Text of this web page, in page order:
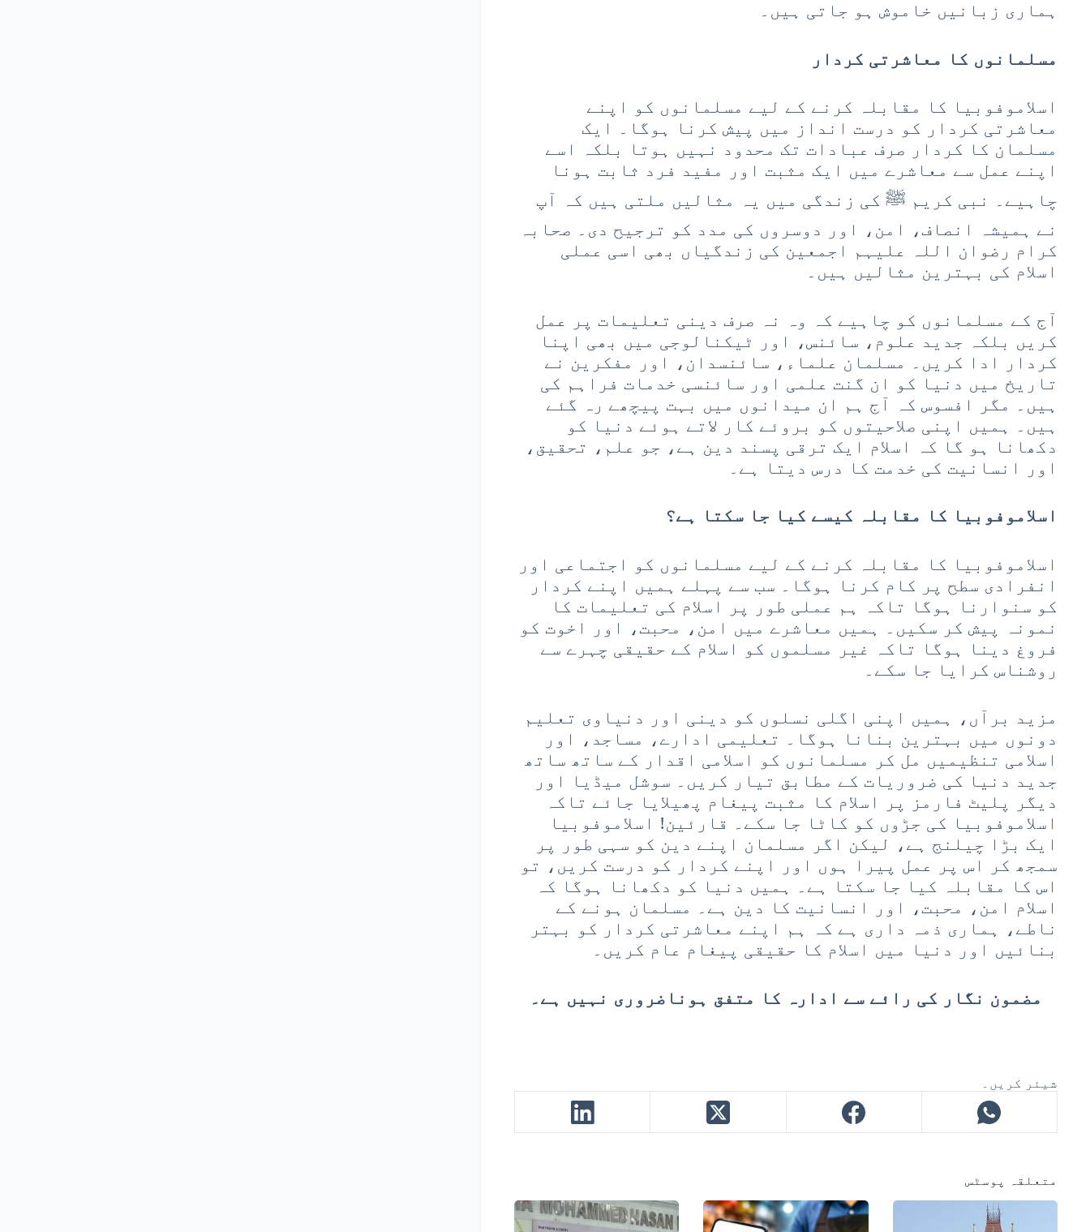
ہماری زبانیں خاموش ہو جاتی ہیں۔
مسلمانوں کا معاشرتی کردار
اسلاموفوبیا کا مقابلہ کرنے کے لیے مسلمانوں کو اپنے
معاشرتی کردار کو درست انداز میں پیش کرنا ہوگا۔ ایک
مسلمان کا کردار صرف عبادات تک محدود نہیں ہوتا بلکہ اسے
اپنے عمل سے معاشرے میں ایک مثبت اور مفید فرد ثابت ہونا
چاہیے۔ نبی کریم ﷺ کی زندگی میں یہ مثالیں ملتی ہیں کہ آپ
نے ہمیشہ انصاف، امن، اور دوسروں کی مدد کو ترجیح دی۔ صحابہ
کرام رضوان اللہ علیہم اجمعین کی زندگیاں بھی اسی عملی
اسلام کی بہترین مثالیں ہیں۔
آج کے مسلمانوں کو چاہیے کہ وہ نہ صرف دینی تعلیمات پر عمل
کریں بلکہ جدید علوم، سائنس، اور ٹیکنالوجی میں بھی اپنا
کردار ادا کریں۔ مسلمان علماء، سائنسدان، اور مفکرین نے
تاریخ میں دنیا کو ان گنت علمی اور سائنسی خدمات فراہم کی
ہیں۔ مگر افسوس کہ آج ہم ان میدانوں میں بہت پیچھے رہ گئے
ہیں۔ ہمیں اپنی صلاحیتوں کو بروئے کار لاتے ہوئے دنیا کو
دکھانا ہو گا کہ اسلام ایک ترقی پسند دین ہے، جو علم، تحقیق،
اور انسانیت کی خدمت کا درس دیتا ہے۔
اسلاموفوبیا کا مقابلہ کیسے کیا جا سکتا ہے؟
اسلاموفوبیا کا مقابلہ کرنے کے لیے مسلمانوں کو اجتماعی اور
انفرادی سطح پر کام کرنا ہوگا۔ سب سے پہلے ہمیں اپنے کردار
کو سنوارنا ہوگا تاکہ ہم عملی طور پر اسلام کی تعلیمات کا
نمونہ پیش کر سکیں۔ ہمیں معاشرے میں امن، محبت، اور اخوت کو
فروغ دینا ہوگا تاکہ غیر مسلموں کو اسلام کے حقیقی چہرے سے
روشناس کرایا جا سکے۔
مزید برآں، ہمیں اپنی اگلی نسلوں کو دینی اور دنیاوی تعلیم
دونوں میں بہترین بنانا ہوگا۔ تعلیمی ادارے، مساجد، اور
اسلامی تنظیمیں مل کر مسلمانوں کو اسلامی اقدار کے ساتھ ساتھ
جدید دنیا کی ضروریات کے مطابق تیار کریں۔ سوشل میڈیا اور
دیگر پلیٹ فارمز پر اسلام کا مثبت پیغام پھیلایا جائے تاکہ
اسلاموفوبیا کی جڑوں کو کاٹا جا سکے۔ قارئین! اسلاموفوبیا
ایک بڑا چیلنج ہے، لیکن اگر مسلمان اپنے دین کو سہی طور پر
سمجھ کر اس پر عمل پیرا ہوں اور اپنے کردار کو درست کریں، تو
اس کا مقابلہ کیا جا سکتا ہے۔ ہمیں دنیا کو دکھانا ہوگا کہ
اسلام امن، محبت، اور انسانیت کا دین ہے۔ مسلمان ہونے کے
ناطے، ہماری ذمہ داری ہے کہ ہم اپنے معاشرتی کردار کو بہتر
بنائیں اور دنیا میں اسلام کا حقیقی پیغام عام کریں۔
مضمون نگار کی رائے سے ادارہ کا متفق ہوناضروری نہیں ہے۔
شیئر کریں۔
متعلقہ پوسٹس